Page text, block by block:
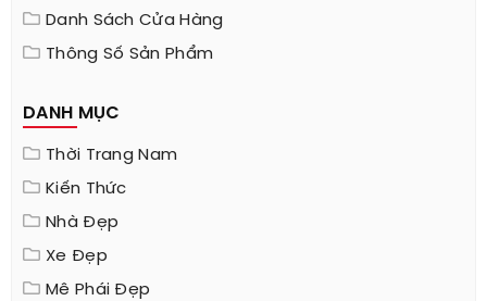
Danh Sách Cửa Hàng
Thông Số Sản Phẩm
DANH MỤC
Thời Trang Nam
Kiến Thức
Nhà Đẹp
Xe Đẹp
Mê Phái Đẹp